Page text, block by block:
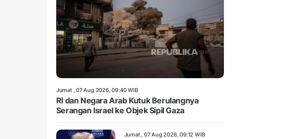
Jumat , 07 Aug 2026, 09:40 WIB
RI dan Negara Arab Kutuk Berulangnya
Serangan Israel ke Objek Sipil Gaza
Jumat , 07 Aug 2026, 09:12 WIB